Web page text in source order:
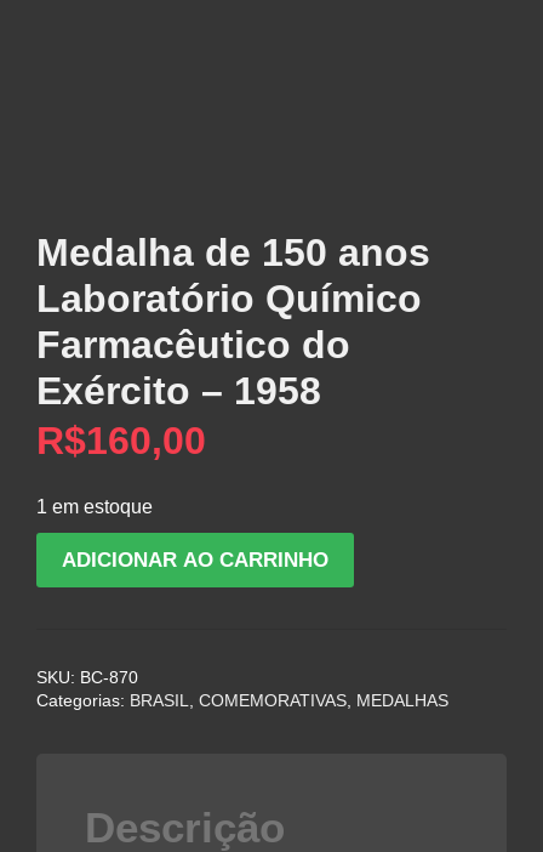
Medalha de 150 anos
Laboratório Químico
Farmacêutico do
Exército – 1958
R$160,00
1 em estoque
Químico
Farmacêutico
ADICIONAR AO CARRINHO
SKU: BC-870
Categorias: BRASIL COMEMORATIVAS MEDALHAS
Descrição